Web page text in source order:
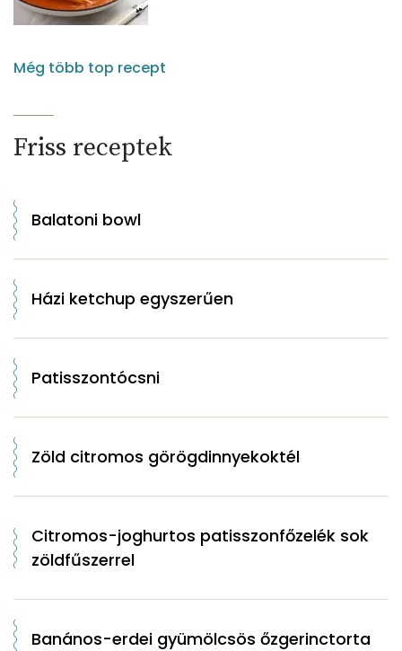
Még több top recept
Friss receptek
Balatoni bowl
Házi ketchup egyszerűen
Patisszontócsni
Zöld citromos görögdinnyekoktél
Citromos-joghurtos patisszonfőzelék sok
zöldfűszerrel
Banános-erdei gyümölcsös őzgerinctorta